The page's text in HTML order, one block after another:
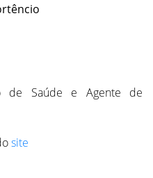
de Saúde e Agente de
site